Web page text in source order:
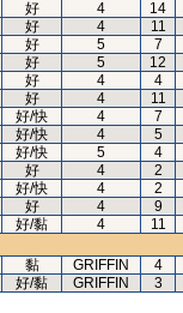
好 4
14
好 4
11
好 5
7
好 5
12
好 4
4
好 4
11
好/快 4
7
好/快 4
5
好/快 5
4
好 4
2
好/快 4
2
好 4
9
好/黏 4
11
黏 GRIFFIN
4
好/黏 GRIFFIN 3